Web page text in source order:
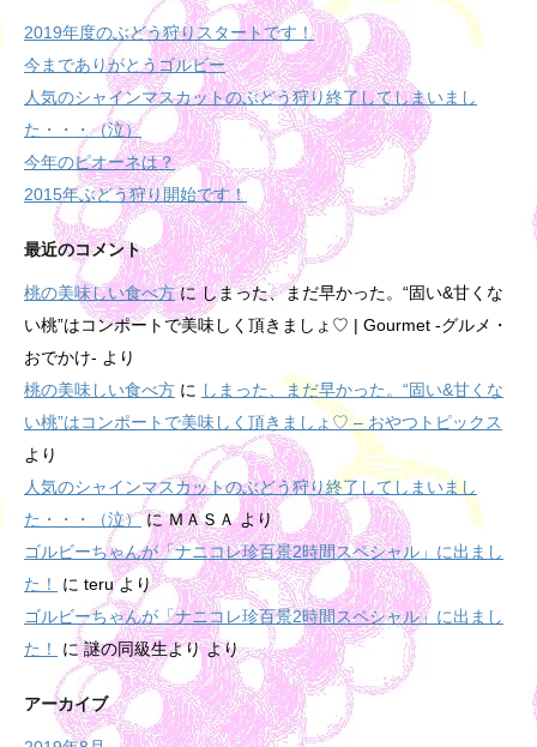
2019年度のぶどう狩りスタートです！
今までありがとうゴルビー
人気のシャインマスカットのぶどう狩り終了してしまいまし
た・・・（泣）
今年のピオーネは？
2015年ぶどう狩り開始です！
最近のコメント
桃の美味しい食べ方にしまった、まだ早かった。“固い&甘くな
い桃”はコンポートで美味しく頂きましょ♡ | Gourmet -グルメ・
おでかけ- より
桃の美味しい食べ方 に しまった、まだ早かった。“固い&甘くな
い桃”はコンポートで美味しく頂きましょ♡ – おやつトピックス
より
人気のシャインマスカットのぶどう狩り終了してしまいまし
た・・・（泣）にＭＡＳＡより
ゴルビーちゃんが「ナニコレ珍百景2時間スペシャル」に出まし
た！
に teruより
ゴルビーちゃんが「ナニコレ珍百景2時間スペシャル」に出まし
た！
に謎の同級生よりより
アーカイブ